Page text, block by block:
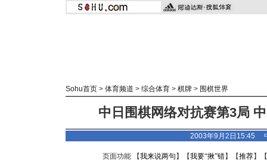
Sohu首页 > 体育频道 > 综合体育 > 棋牌 > 围棋世界
中日围棋网络对抗赛第3局
2003年9月2日15:45
页面功能 【我来说两句 】【我要“揪”错】【推荐】